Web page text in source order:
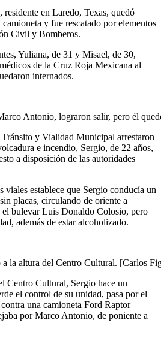
en Laredo, Texas, quedó
y fue rescatado por elementos
Civil y Bomberos.
Yuliana, de 31 y Misael, de 30,
de la Cruz Roja Mexicana al
internados.
Antonio, lograron salir, pero él
y Vialidad Municipal arrestaron
e incendio, Sergio, de 22 años,
a disposición de las autoridades
viales establece que Sergio conducía un
placas, circulando de oriente a
el bulevar Luis Donaldo Colosio, pero
además de estar alcoholizado.
la altura del Centro Cultural. [Carlos
Centro Cultural, Sergio hace un
el control de su unidad, pasa por el
una camioneta Ford Raptor
por Marco Antonio, de poniente a